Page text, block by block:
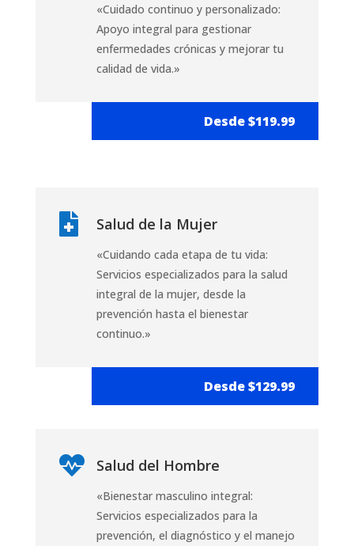
«Cuidado continuo y personalizado:
Apoyo integral para gestionar
enfermedades crónicas y mejorar tu
calidad de vida.»
Desde $119.99
 Salud de la Mujer
«Cuidando cada etapa de tu vida:
Servicios especializados para la salud
integral de la mujer, desde la
prevención hasta el bienestar
continuo.»
Desde $129.99
 Salud del Hombre
«Bienestar masculino integral:
Servicios especializados para la
prevención, el diagnóstico y el manejo